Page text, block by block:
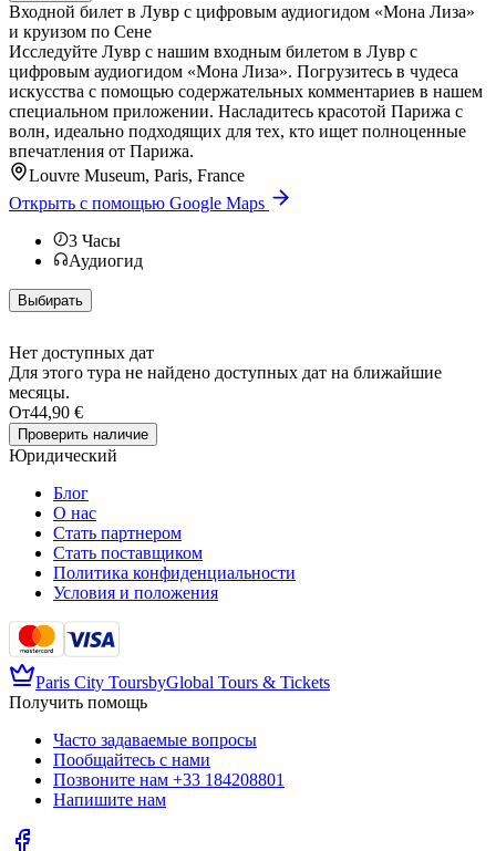
Входной билет в Лувр с цифровым аудиогидом «Мона Лиза»
и круизом по Сене
Исследуйте Лувр с нашим входным билетом в Лувр с
цифровым аудиогидом «Мона Лиза». Погрузитесь в чудеса
искусства с помощью содержательных комментариев в нашем
специальном приложении. Насладитесь красотой Парижа с
волн, идеально подходящих для тех, кто ищет полноценные
впечатления от Парижа.
Louvre Museum, Paris, France
Открыть с помощью Google Maps
3 Часы
Аудиогид
Выбирать
Нет доступных дат
Для этого тура не найдено доступных дат на ближайшие
месяцы.
От44,90 €
Проверить наличие
Юридический
Блог
О нас
Стать партнером
Стать поставщиком
Политика конфиденциальности
Условия и положения
Paris City ToursbyGlobal Tours & Tickets
Получить помощь
Часто задаваемые вопросы
Пообщайтесь с нами
Позвоните нам +33 184208801
Напишите нам